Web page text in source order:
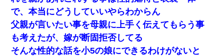
さい」と言い出してド修羅場になった
同じマンションに住んでる女性が鍵をわかりやすいところに隠し
ている事に気づいた俺「忍びこんでみよう！」→ 結果
で、本当にどうしていいやらわからん
父親が言いたい事を母親に上手く伝えてもらう事
も考えたが、嫁が断固拒否してる
そんな性的な話を小5の娘にできるわけがないと